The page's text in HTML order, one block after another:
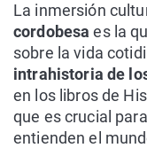
La inmersión
cordobesa es la
sobre la vida
intrahistoria de
en los libros de
que es crucial
entienden el